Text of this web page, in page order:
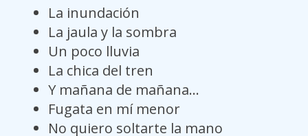
La inundación
La jaula y la sombra
Un poco lluvia
La chica del tren
Y mañana de mañana...
Fugata en mí menor
No quiero soltarte la mano